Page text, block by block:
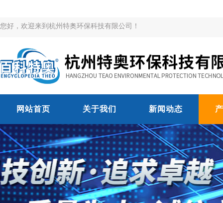
您好，欢迎来到杭州特奥环保科技有限公司！
网站首页 关于我们 新闻动态